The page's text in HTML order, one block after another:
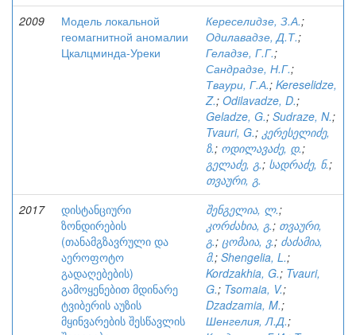
2009
Модель локальной
геомагнитной аномалии
Цкалцминда-Уреки
Кереселидзе, З.А.;
Одилавадзе, Д.Т.;
Геладзе, Г.Г.;
Сандрадзе, Н.Г.;
Тваури, Г.А.; Kereselidze,
Z.; Odilavadze, D.;
Geladze, G.; Sudraze, N.;
Tvauri, G.; კერესელიძე,
ზ.; ოდილავაძე, დ.;
გელაძე, გ.; სადრაძე, ნ.;
თვაური, გ.
2017
დისტანციური
ზონდირების
(თანამგზავრული და
აეროფოტო
გადაღებების)
გამოყენებით მდინარე
ტვიბერის აუზის
მყინვარების შესწავლის
შენგელია, ლ.;
კორძახია, გ.; თვაური,
გ.; ცომაია, ვ.; ძაძამია,
მ.; Shengelia, L.;
Kordzakhia, G.; Tvauri,
G.; Tsomaia, V.;
Dzadzamia, M.;
Шенгелия, Л.Д.;